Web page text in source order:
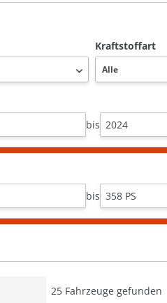
Kraftstoffart
bis
bis
25 Fahrzeuge gefunden